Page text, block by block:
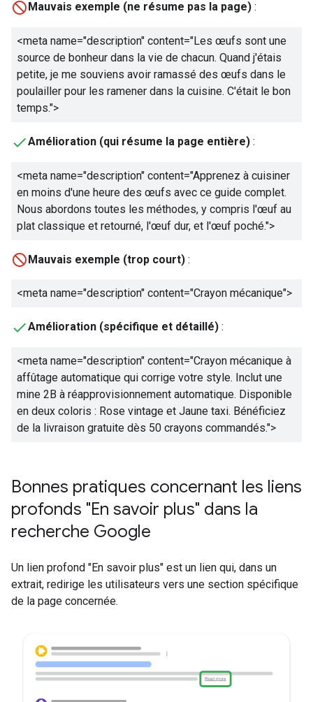
Mauvais exemple (ne résume pas la page) :
<meta name="description" content="Les œufs sont une
source de bonheur dans la vie de chacun. Quand j'étais
petite, je me souviens avoir ramassé des œufs dans le
poulailler pour les ramener dans la cuisine. C'était le bon
temps.">
Amélioration (qui résume la page entière) :
<meta name="description" content="Apprenez à cuisiner
en moins d'une heure des œufs avec ce guide complet.
Nous abordons toutes les méthodes, y compris l'œuf au
plat classique et retourné, l'œuf dur, et l'œuf poché.">
Mauvais exemple (trop court) :
<meta name="description" content="Crayon mécanique">
Amélioration (spécifique et détaillé) :
<meta name="description" content="Crayon mécanique à
affûtage automatique qui corrige votre style. Inclut une
mine 2B à réapprovisionnement automatique. Disponible
en deux coloris : Rose vintage et Jaune taxi. Bénéficiez
de la livraison gratuite dès 50 crayons commandés.">
Bonnes pratiques concernant les liens
profonds "En savoir plus" dans la
recherche Google
Un lien profond "En savoir plus" est un lien qui, dans un
extrait, redirige les utilisateurs vers une section spécifique
de la page concernée.